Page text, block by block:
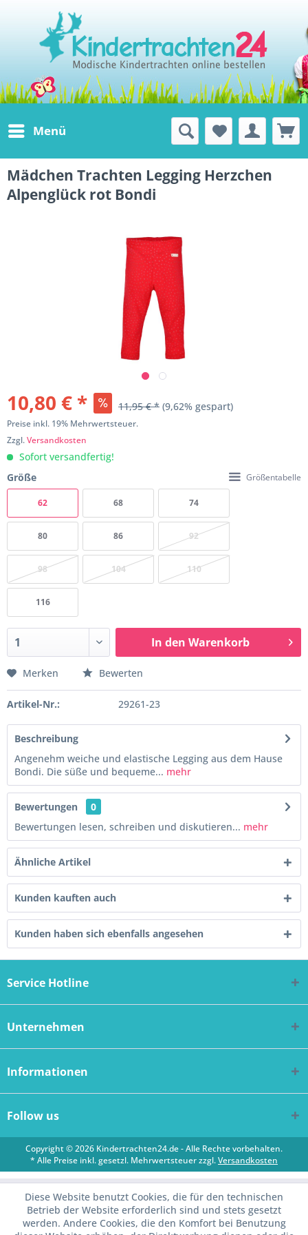
Menü
Mädchen Trachten Legging Herzchen
Alpenglück rot Bondi
10,80 € * 11,95 € * (9,62% gespart)
Preise inkl. 19% Mehrwertsteuer.
Zzgl.Versandkosten
Sofort versandfertig!
Größe
Größentabelle
62 68 74
80 86 92
98 104 110
116
In den Warenkorb
Merken Bewerten
Artikel-Nr.: 29261-23
Beschreibung
Angenehm weiche und elastische Legging aus dem Hause
Bondi. Die süße und bequeme... mehr
Bewertungen
0
Bewertungen lesen, schreiben und diskutieren... mehr
Ähnliche Artikel
Kunden kauften auch
Kunden haben sich ebenfalls angesehen
Service Hotline
Unternehmen
Informationen
Follow us
Copyright © 2026 Kindertrachten24.de - Alle Rechte vorbehalten.
* Alle Preise inkl. gesetzl. Mehrwertsteuer zzgl.Versandkosten
Diese Website benutzt Cookies, die für den technischen
Betrieb der Website erforderlich sind und stets gesetzt
werden. Andere Cookies, die den Komfort bei Benutzung